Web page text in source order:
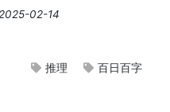
02-14
推理 百日百字